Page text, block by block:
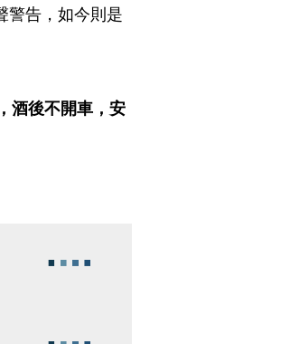
警告，如今則是
酒後不開車，安